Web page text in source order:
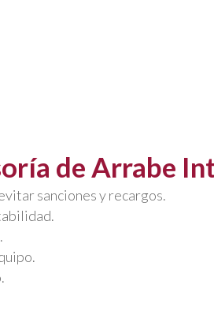
de Arrabe
sanciones y recargos.